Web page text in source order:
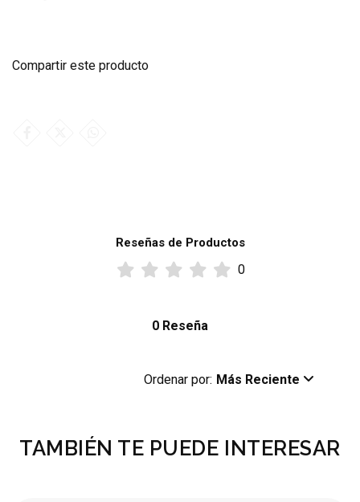
Compartir este producto
Reseñas de Productos
0
0 Reseña
Ordenar por: Más Reciente
TAMBIÉN TE PUEDE INTERESAR